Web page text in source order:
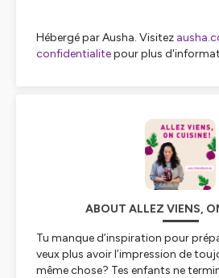
Hébergé par Ausha. Visitez
confidentialitepour plus
ABOUT ALLEZ VIENS,
Tu manque d’inspiration pour
veux plus avoir l’impression de
même chose? Tes enfants ne